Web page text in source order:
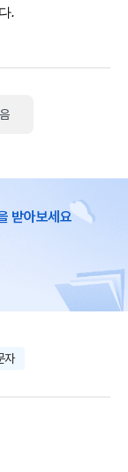
.
받아보세요
자